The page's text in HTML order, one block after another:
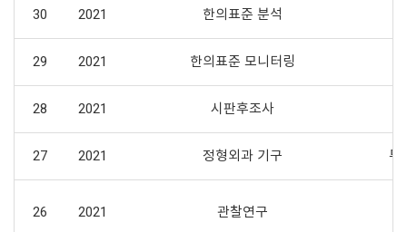
30 2021 한의표준 분석
29 2021 한의표준 모니터링
28 2021 시판후조사
27 2021 정형외과 기구 두
26 2021 관찰연구